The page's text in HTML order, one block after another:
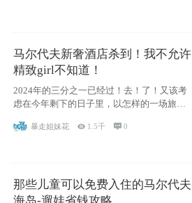
马尔代夫新奢酒店杀到！我不允许
精致girl不知道！
2024年的三分之一已经过！去！了！又该考
虑在今年剩下的日子里，以怎样的一场旅行
暴走姐妹花  1.5千 0
那些儿童可以免费入住的马尔代夫